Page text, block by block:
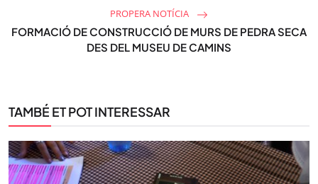
PROPERA NOTÍCIA
FORMACIÓ DE CONSTRUCCIÓ DE MURS DE PEDRA SECA
DES DEL MUSEU DE CAMINS
TAMBÉ ET POT INTERESSAR